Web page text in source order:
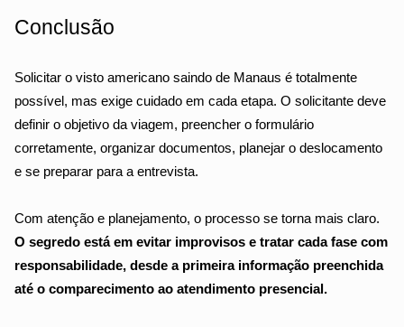
Conclusão
Solicitar o visto americano saindo de Manaus é totalmente
possível, mas exige cuidado em cada etapa. O solicitante deve
definir o objetivo da viagem, preencher o formulário
corretamente, organizar documentos, planejar o deslocamento
e se preparar para a entrevista.
O segredo está em evitar improvisos e tratar cada fase com
responsabilidade, desde a primeira informação preenchida
até o comparecimento ao atendimento presencial.